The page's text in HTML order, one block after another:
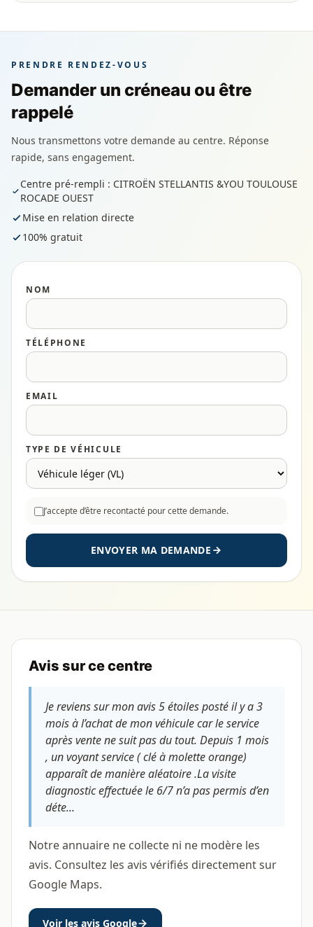
PRENDRE RENDEZ-VOUS
Demander un créneau ou être
rappelé
Nous transmettons votre demande au centre. Réponse
rapide, sans engagement.
Centre pré-rempli : CITROËN STELLANTIS &YOU TOULOUSE
ROCADE OUEST
Mise en relation directe
100% gratuit
NOM
TÉLÉPHONE
EMAIL
TYPE DE VÉHICULE
J’accepte d’être recontacté pour cette demande.
ENVOYER MA DEMANDE
Avis sur ce centre
Je reviens sur mon avis 5 étoiles posté il y a 3
mois à l’achat de mon véhicule car le service
après vente ne suit pas du tout. Depuis 1 mois
, un voyant service ( clé à molette orange)
apparaît de manière aléatoire .La visite
diagnostic effectuée le 6/7 n’a pas permis d’en
déte...
Notre annuaire ne collecte ni ne modère les
avis. Consultez les avis vérifiés directement sur
Google Maps.
Voir les avis Google